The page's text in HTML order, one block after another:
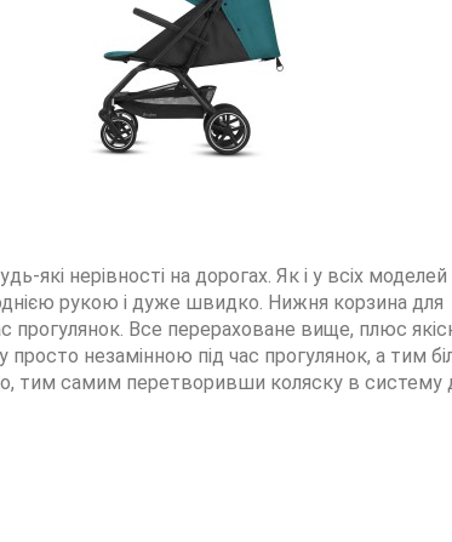
які нерівності на дорогах. Як і у всіх моделей
рукою і дуже швидко. Нижня корзина для
прогулянок. Все перераховане вище, плюс
просто незамінною під час прогулянок, а тим
тим самим перетворивши коляску в систему